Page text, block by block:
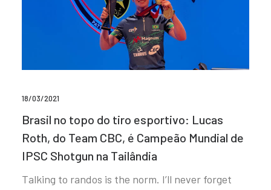
18/03/2021
Brasil no topo do tiro esportivo: Lucas
Roth, do Team CBC, é Campeão Mundial de
IPSC Shotgun na Tailândia
Talking to randos is the norm. I’ll never forget